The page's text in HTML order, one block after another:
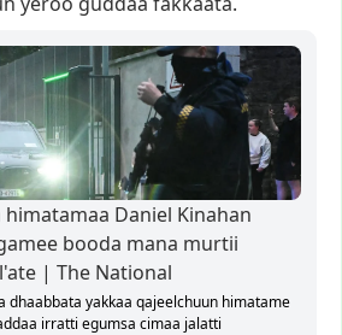
Daniel Kinahan
booda mana murtii
| The National
dhaabbata yakkaa qajeelchuun himatame
irratti egumsa cimaa jalatti